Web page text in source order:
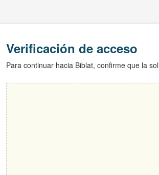
Verificación de acceso
Para continuar hacia Biblat, confirme que la